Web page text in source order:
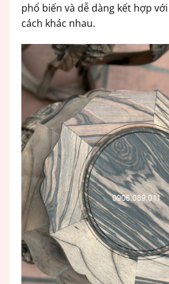
phổ biến và dễ dàng kết hợp
cách khác nhau.